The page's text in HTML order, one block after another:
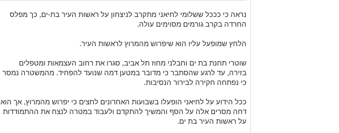
נראה כי כככל ששלומי לחיאני מתקרב לניצחון על ראשות העיר בת-ים, כך מפלס
החרדה בקרב גורמים מסוימים עולה.
הלחץ שמופעל עליו הוא שיפרוש מהמרוץ לראשות העיר.
שוטרי תחנת בת ים וחבלני מחוז תל אביב, סגרו את רחוב העצמאות ומטפלים
בזירה, עד לרגע שהסתבר כי מדובר במטען דמה שנועד להפחיד. מהמשטרה נמסר
כי נפתחה חקירה לבירור הנסיבות.
ככל הידוע על לחיאני הופעלו בשבועות האחרונים לחצים כי יפרוש מהמרוץ, אך הוא
דחה מסרים אלה על הסף והמשיך להתקדם ולעבוד במטרה לנצח את ההתמודדות
על ראשות העיר בת ים.